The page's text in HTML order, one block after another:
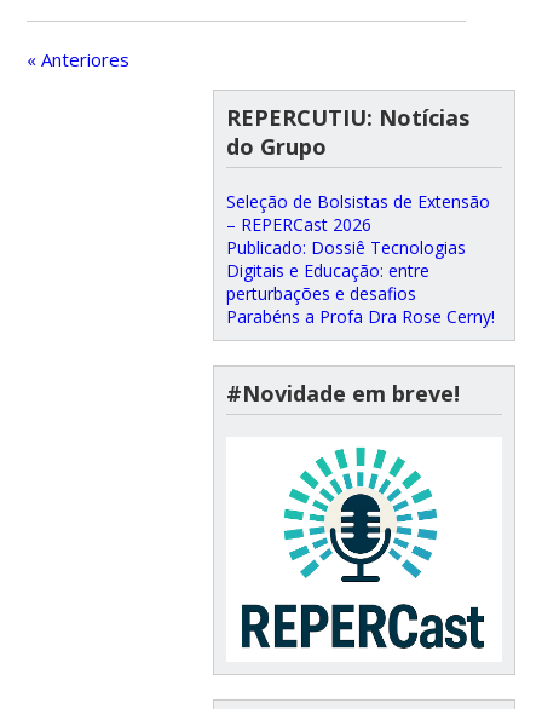
« Anteriores
REPERCUTIU: Notícias
do Grupo
Seleção de Bolsistas de Extensão
– REPERCast 2026
Publicado: Dossiê Tecnologias
Digitais e Educação: entre
perturbações e desafios
Parabéns a Profa Dra Rose Cerny!
#Novidade em breve!